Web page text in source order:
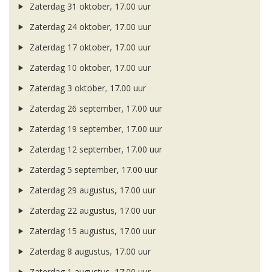
Zaterdag 31 oktober, 17.00 uur
Zaterdag 24 oktober, 17.00 uur
Zaterdag 17 oktober, 17.00 uur
Zaterdag 10 oktober, 17.00 uur
Zaterdag 3 oktober, 17.00 uur
Zaterdag 26 september, 17.00 uur
Zaterdag 19 september, 17.00 uur
Zaterdag 12 september, 17.00 uur
Zaterdag 5 september, 17.00 uur
Zaterdag 29 augustus, 17.00 uur
Zaterdag 22 augustus, 17.00 uur
Zaterdag 15 augustus, 17.00 uur
Zaterdag 8 augustus, 17.00 uur